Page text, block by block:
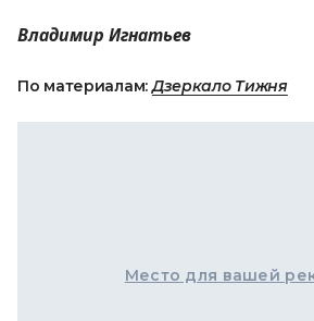
Владимир Игнатьев
По материалам:Дзеркало Тижня
Место для вашей